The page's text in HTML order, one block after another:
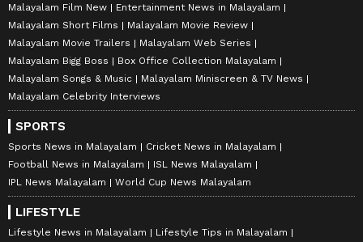
Malayalam Film New
Entertainment News in Malayalam
Malayalam Short Films
Malayalam Movie Review
Malayalam Movie Trailers
Malayalam Web Series
Malayalam Bigg Boss
Box Office Collection Malayalam
Malayalam Songs & Music
Malayalam Miniscreen & TV News
Malayalam Celebrity Interviews
SPORTS
Sports News in Malayalam
Cricket News in Malayalam
Football News in Malayalam
ISL News Malayalam
IPL News Malayalam
World Cup News Malayalam
LIFESTYLE
Lifestyle News in Malayalam
Lifestyle Tips in Malayalam